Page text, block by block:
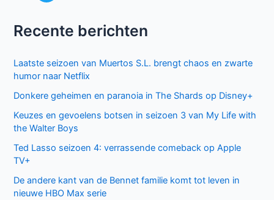
Recente berichten
Laatste seizoen van Muertos S.L. brengt chaos en zwarte
humor naar Netflix
Donkere geheimen en paranoia in The Shards op Disney+
Keuzes en gevoelens botsen in seizoen 3 van My Life with
the Walter Boys
Ted Lasso seizoen 4: verrassende comeback op Apple
TV+
De andere kant van de Bennet familie komt tot leven in
nieuwe HBO Max serie